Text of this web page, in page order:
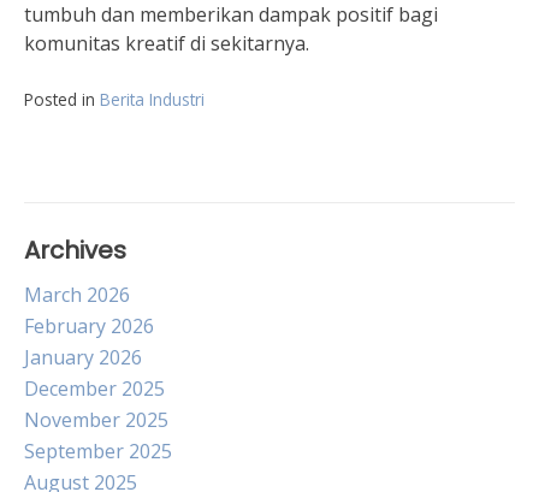
tumbuh dan memberikan dampak positif bagi
komunitas kreatif di sekitarnya.
Posted in Berita Industri
Archives
March 2026
February 2026
January 2026
December 2025
November 2025
September 2025
August 2025